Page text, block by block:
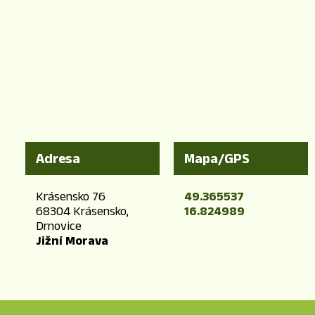
Adresa
Krásensko 76
68304 Krásensko,
Drnovice
Jižní Morava
Mapa/GPS
49.365537
16.824989